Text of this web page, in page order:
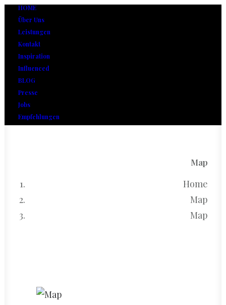
HOME
Über Uns
Leistungen
Kontakt
Inspiration
Influenced
BLOG
Presse
Jobs
Empfehlungen
Map
Home
Map
Map